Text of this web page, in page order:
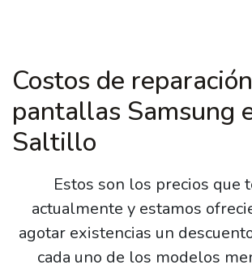
Costos de
pantallas Samsung
Saltillo
Estos son los precios que
actualmente y estamos
agotar existencias un
cada uno de los modelos